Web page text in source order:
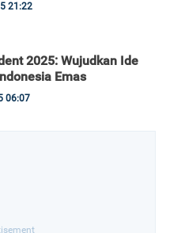
21:22
2025: Wujudkan Ide
Emas
06:07